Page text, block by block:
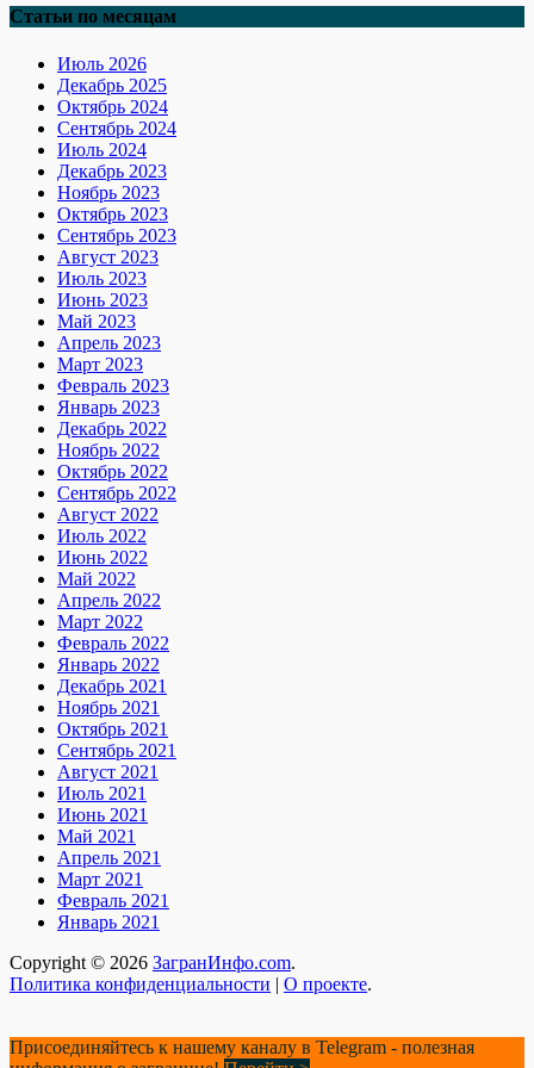
Статьи по месяцам
Июль 2026
Декабрь 2025
Октябрь 2024
Сентябрь 2024
Июль 2024
Декабрь 2023
Ноябрь 2023
Октябрь 2023
Сентябрь 2023
Август 2023
Июль 2023
Июнь 2023
Май 2023
Апрель 2023
Март 2023
Февраль 2023
Январь 2023
Декабрь 2022
Ноябрь 2022
Октябрь 2022
Сентябрь 2022
Август 2022
Июль 2022
Июнь 2022
Май 2022
Апрель 2022
Март 2022
Февраль 2022
Январь 2022
Декабрь 2021
Ноябрь 2021
Октябрь 2021
Сентябрь 2021
Август 2021
Июль 2021
Июнь 2021
Май 2021
Апрель 2021
Март 2021
Февраль 2021
Январь 2021
Copyright © 2026 ЗагранИнфо.com.
Политика конфиденциальности | О проекте.
Присоединяйтесь к нашему каналу в Telegram - полезная